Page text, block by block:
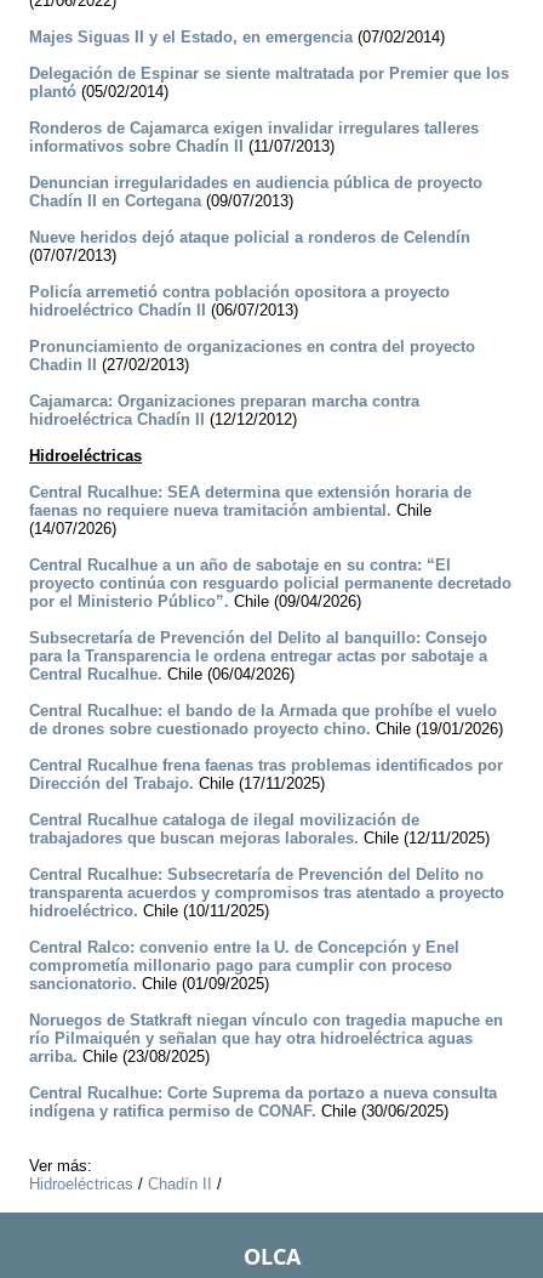
Majes Siguas II y el Estado, en emergencia(07/02/2014)
Delegación de Espinar se siente maltratada por Premier que los
plantó (05/02/2014)
Ronderos de Cajamarca exigen invalidar irregulares talleres
informativos sobre Chadín II
(11/07/2013)
Denuncian irregularidades en audiencia pública de proyecto
Chadín II en Cortegana(09/07/2013)
Nueve heridos dejó ataque policial a ronderos de Celendín
(07/07/2013)
Policía arremetió contra población opositora a proyecto
hidroeléctrico Chadín II
(06/07/2013)
Pronunciamiento de organizaciones en contra del proyecto
Chadin II
(27/02/2013)
Cajamarca: Organizaciones preparan marcha contra
hidroeléctrica Chadín II
(12/12/2012)
Hidroeléctricas
Central Rucalhue: SEA determina que extensión horaria de
faenas no requiere nueva tramitación ambiental. Chile
(14/07/2026)
Central Rucalhue a un año de sabotaje en su contra: “El
proyecto continúa con resguardo policial permanente decretado
por el Ministerio Público”. Chile (09/04/2026)
Subsecretaría de Prevención del Delito al banquillo: Consejo
para la Transparencia le ordena entregar actas por sabotaje a
Central Rucalhue. Chile (06/04/2026)
Central Rucalhue: el bando de la Armada que prohíbe el vuelo
de drones sobre cuestionado proyecto chino. Chile (19/01/2026)
Central Rucalhue frena faenas tras problemas identificados por
Dirección del Trabajo. Chile (17/11/2025)
Central Rucalhue cataloga de ilegal movilización de
trabajadores que buscan mejoras laborales. Chile (12/11/2025)
Central Rucalhue: Subsecretaría de Prevención del Delito no
transparenta acuerdos y compromisos tras atentado a proyecto
hidroeléctrico. Chile (10/11/2025)
Central Ralco: convenio entre la U. de Concepción y Enel
comprometía millonario pago para cumplir con proceso
sancionatorio. Chile (01/09/2025)
Noruegos de Statkraft niegan vínculo con tragedia mapuche en
río Pilmaiquén y señalan que hay otra hidroeléctrica aguas
arriba. Chile (23/08/2025)
Central Rucalhue: Corte Suprema da portazo a nueva consulta
indígena y ratifica permiso de CONAF. Chile (30/06/2025)
Ver más:
Hidroeléctricas / Chadín II /
OLCA